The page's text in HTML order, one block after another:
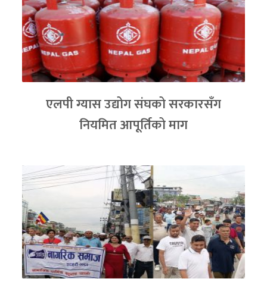
एलपी ग्यास उद्योग संघको सरकारसँग
नियमित आपूर्तिको माग